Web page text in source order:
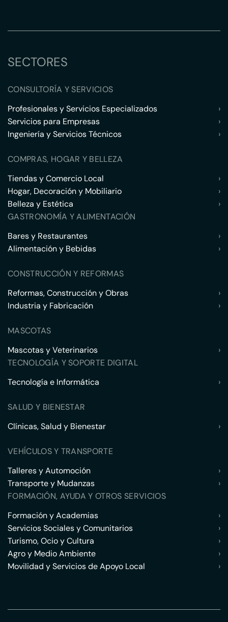
SECTORES
CONSULTORÍA Y SERVICIOS
Profesionales y Servicios Especializados
›
Servicios para Empresas
›
Ingeniería y Servicios Técnicos
›
COMPRAS, HOGAR Y BELLEZA
Tiendas y Comercio Local
›
Hogar, Decoración y Mobiliario
›
Belleza y Estética
›
GASTRONOMÍA Y ALIMENTACIÓN
Bares y Restaurantes
›
Alimentación y Bebidas
›
CONSTRUCCIÓN Y REFORMAS
Reformas, Construcción y Obras
›
Industria y Fabricación
›
MASCOTAS
Mascotas y Veterinarios
›
TECNOLOGÍA Y SOPORTE DIGITAL
Tecnología e Informática
›
SALUD Y BIENESTAR
Clínicas, Salud y Bienestar
›
VEHÍCULOS Y TRANSPORTE
Talleres y Automoción
›
Transporte y Mudanzas
›
FORMACIÓN, AYUDA Y OTROS SERVICIOS
Formación y Academias
›
Servicios Sociales y Comunitarios
›
Turismo, Ocio y Cultura
›
Agro y Medio Ambiente
›
Movilidad y Servicios de Apoyo Local
›